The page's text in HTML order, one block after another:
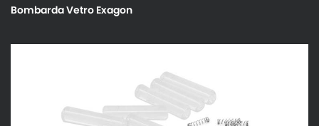
Bombarda Vetro Exagon